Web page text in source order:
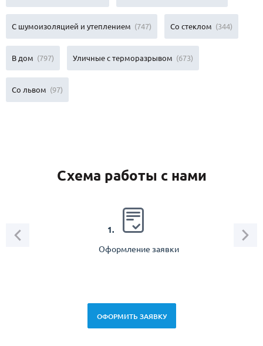
С шумоизоляцией и утеплением (747) Со стеклом (344)
В дом (797) Уличные с терморазрывом (673)
Со львом (97)
Схема работы с нами
1.
Оформление заявки
ОФОРМИТЬ ЗАЯВКУ